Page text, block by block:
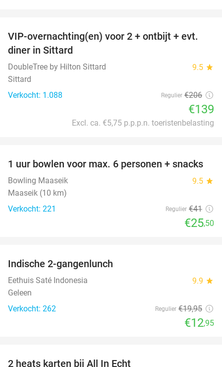
33%
VIP-overnachting(en) voor 2 + ontbijt + evt.
diner in Sittard
DoubleTree by Hilton Sittard 9.5 star
Sittard
Verkocht: 1.088
Regulier €206
€139
Excl. ca. €5,75 p.p.p.n. toeristenbelasting
38%
1 uur bowlen voor max. 6 personen + snacks
Bowling Maaseik 9.5 star
Maaseik (10 km)
Verkocht: 221
Regulier €41
€25,50
Indische 2-gangenlunch
Eethuis Saté Indonesia 9.9 star
Geleen
Verkocht: 262
Regulier €19,95
€12,95
2 heats karten bij All In Echt